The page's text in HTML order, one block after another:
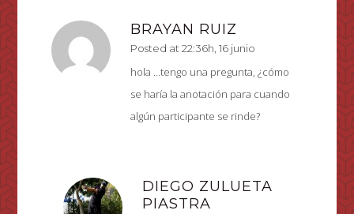
BRAYAN RUIZ
Posted at 22:36h, 16 junio
hola …tengo una pregunta, ¿cómo
se haría la anotación para cuando
algún participante se rinde?
DIEGO ZULUETA
PIASTRA